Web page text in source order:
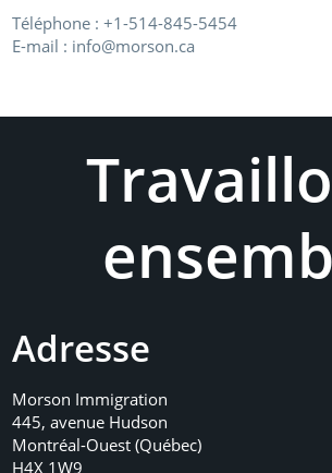
Téléphone : +1-514-845-5454
E-mail : info@morson.ca
Adresse
Morson Immigration
445, avenue Hudson
Montréal-Ouest (Québec)
H4X 1W9